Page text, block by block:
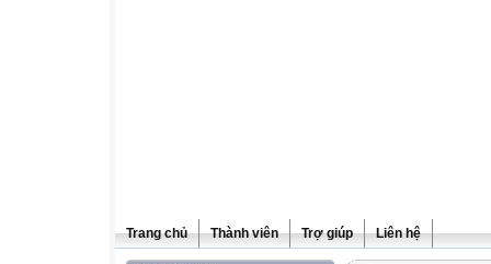
Trang chủ Thành viên Trợ giúp Liên hệ